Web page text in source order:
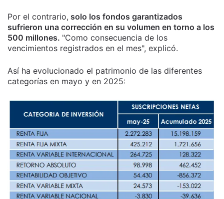
Por el contrario, solo los fondos garantizados
sufrieron una corrección en su volumen en torno a los
500 millones. "Como consecuencia de los
vencimientos registrados en el mes", explicó.
Así ha evolucionado el patrimonio de las diferentes
categorías en mayo y en 2025: